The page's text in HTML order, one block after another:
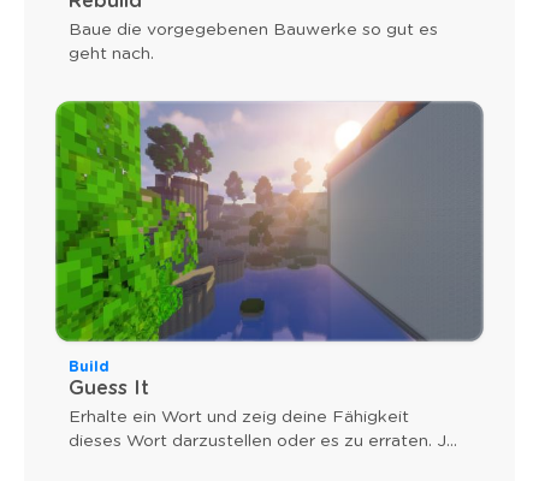
Baue die vorgegebenen Bauwerke so gut es
geht nach.
Build
Guess It
Erhalte ein Wort und zeig deine Fähigkeit
dieses Wort darzustellen oder es zu erraten. Je